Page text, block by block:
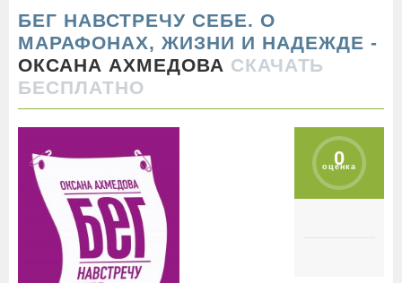
БЕГ НАВСТРЕЧУ СЕБЕ. О
МАРАФОНАХ, ЖИЗНИ И НАДЕЖДЕ -
ОКСАНА АХМЕДОВА СКАЧАТЬ
БЕСПЛАТНО
0
оценка